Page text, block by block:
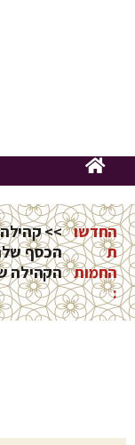
החדשו
ת
החמות
:
>>
הכסף
הקהילה